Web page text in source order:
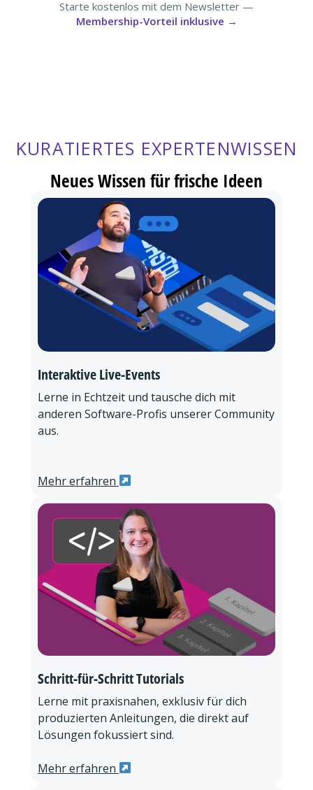
Starte kostenlos mit dem Newsletter —
Membership-Vorteil inklusive →
KURATIERTES EXPERTENWISSEN
Neues Wissen für frische Ideen
Interaktive Live-Events
Lerne in Echtzeit und tausche dich mit
anderen Software-Profis unserer Community
aus.
Mehr erfahren
Schritt-für-Schritt Tutorials
Lerne mit praxisnahen, exklusiv für dich
produzierten Anleitungen, die direkt auf
Lösungen fokussiert sind.
Mehr erfahren